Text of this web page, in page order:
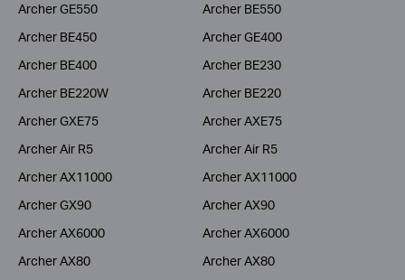
Archer GE550
Archer BE550
Archer BE450
Archer GE400
Archer BE400
Archer BE230
Archer BE220W
Archer BE220
Archer GXE75
Archer AXE75
Archer Air R5
Archer Air R5
Archer AX11000
Archer AX11000
Archer GX90
Archer AX90
Archer AX6000
Archer AX6000
Archer AX80
Archer AX80